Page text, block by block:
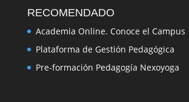
RECOMENDADO
Academia Online. Conoce el Campus
Plataforma de Gestión Pedagógica
Pre-formación Pedagogía Nexoyoga